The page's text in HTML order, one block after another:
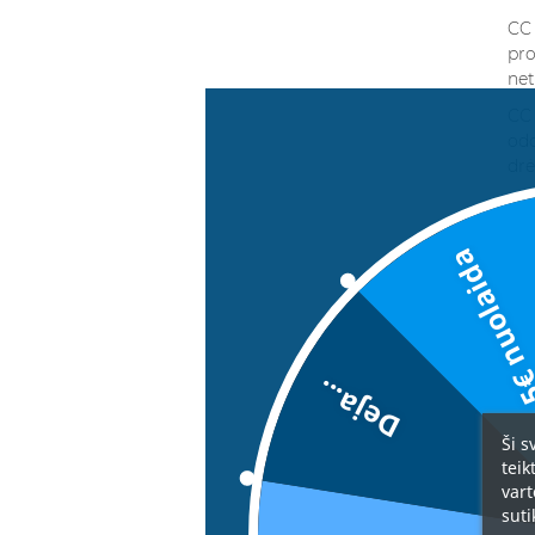
o
Ši
Deja... 5€ nuolaida